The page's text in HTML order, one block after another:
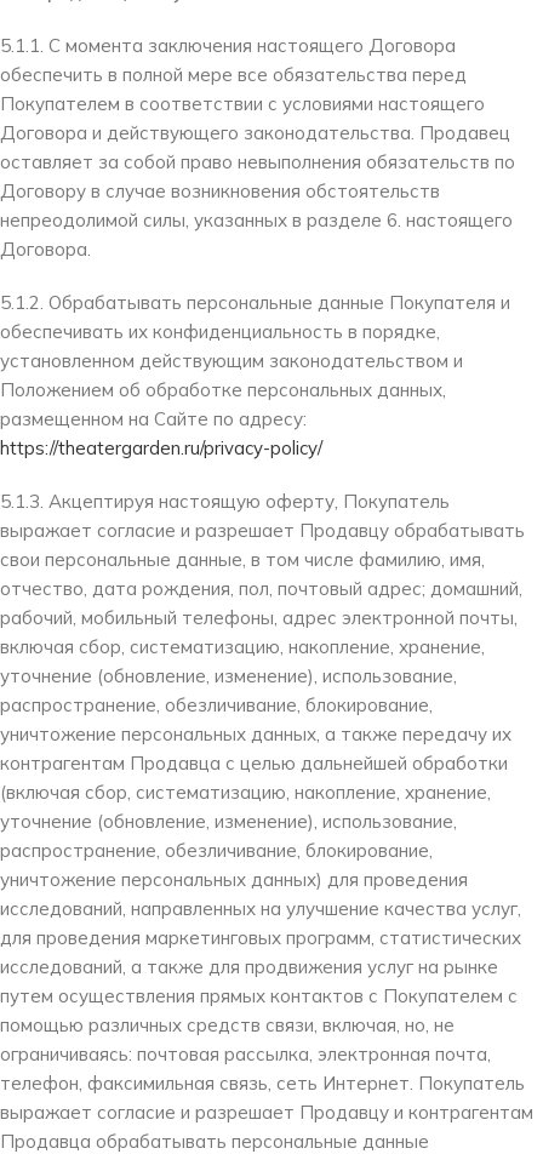
5.1.1. С момента заключения настоящего Договора
обеспечить в полной мере все обязательства перед
Покупателем в соответствии с условиями настоящего
Договора и действующего законодательства. Продавец
оставляет за собой право невыполнения обязательств по
Договору в случае возникновения обстоятельств
непреодолимой силы, указанных в разделе 6. настоящего
Договора.
5.1.2. Обрабатывать персональные данные Покупателя и
обеспечивать их конфиденциальность в порядке,
установленном действующим законодательством и
Положением об обработке персональных данных,
размещенном на Сайте по адресу:
https://theatergarden.ru/privacy-policy/
5.1.3. Акцептируя настоящую оферту, Покупатель
выражает согласие и разрешает Продавцу обрабатывать
свои персональные данные, в том числе фамилию, имя,
отчество, дата рождения, пол, почтовый адрес; домашний,
рабочий, мобильный телефоны, адрес электронной почты,
включая сбор, систематизацию, накопление, хранение,
уточнение (обновление, изменение), использование,
распространение, обезличивание, блокирование,
уничтожение персональных данных, а также передачу их
контрагентам Продавца с целью дальнейшей обработки
(включая сбор, систематизацию, накопление, хранение,
уточнение (обновление, изменение), использование,
распространение, обезличивание, блокирование,
уничтожение персональных данных) для проведения
исследований, направленных на улучшение качества услуг,
для проведения маркетинговых программ, статистических
исследований, а также для продвижения услуг на рынке
путем осуществления прямых контактов с Покупателем с
помощью различных средств связи, включая, но, не
ограничиваясь: почтовая рассылка, электронная почта,
телефон, факсимильная связь, сеть Интернет. Покупатель
выражает согласие и разрешает Продавцу и контрагентам
Продавца обрабатывать персональные данные